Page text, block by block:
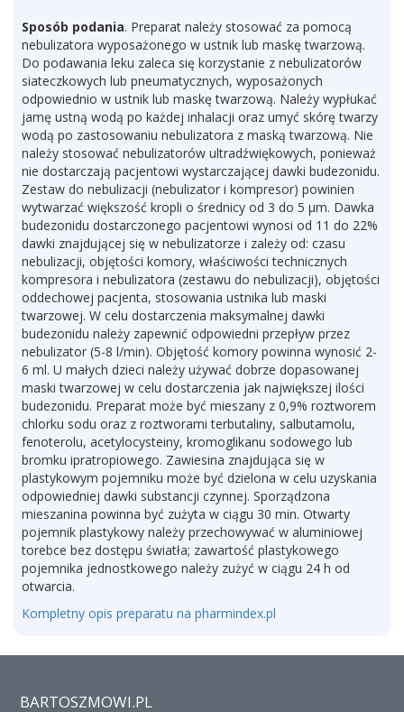
Sposób podania. Preparat należy stosować za pomocą
nebulizatora wyposażonego w ustnik lub maskę twarzową.
Do podawania leku zaleca się korzystanie z nebulizatorów
siateczkowych lub pneumatycznych, wyposażonych
odpowiednio w ustnik lub maskę twarzową. Należy wypłukać
jamę ustną wodą po każdej inhalacji oraz umyć skórę twarzy
wodą po zastosowaniu nebulizatora z maską twarzową. Nie
należy stosować nebulizatorów ultradźwiękowych, ponieważ
nie dostarczają pacjentowi wystarczającej dawki budezonidu.
Zestaw do nebulizacji (nebulizator i kompresor) powinien
wytwarzać większość kropli o średnicy od 3 do 5 µm. Dawka
budezonidu dostarczonego pacjentowi wynosi od 11 do 22%
dawki znajdującej się w nebulizatorze i zależy od: czasu
nebulizacji, objętości komory, właściwości technicznych
kompresora i nebulizatora (zestawu do nebulizacji), objętości
oddechowej pacjenta, stosowania ustnika lub maski
twarzowej. W celu dostarczenia maksymalnej dawki
budezonidu należy zapewnić odpowiedni przepływ przez
nebulizator (5-8 l/min). Objętość komory powinna wynosić 2-
6 ml. U małych dzieci należy używać dobrze dopasowanej
maski twarzowej w celu dostarczenia jak największej ilości
budezonidu. Preparat może być mieszany z 0,9% roztworem
chlorku sodu oraz z roztworami terbutaliny, salbutamolu,
fenoterolu, acetylocysteiny, kromoglikanu sodowego lub
bromku ipratropiowego. Zawiesina znajdująca się w
plastykowym pojemniku może być dzielona w celu uzyskania
odpowiedniej dawki substancji czynnej. Sporządzona
mieszanina powinna być zużyta w ciągu 30 min. Otwarty
pojemnik plastykowy należy przechowywać w aluminiowej
torebce bez dostępu światła; zawartość plastykowego
pojemnika jednostkowego należy zużyć w ciągu 24 h od
otwarcia.
Kompletny opis preparatu na pharmindex.pl
BARTOSZMOWI.PL